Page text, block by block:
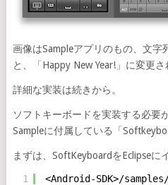
画像はSampleアプリのもの、文字
と、「Happy New Year!」に変更さ
詳細な実装は続きから。
ソフトキーボードを実装する必要
Sampleに付属している「
まずは、SoftKeyboardをEclipseに
1 <Android-SDK>/